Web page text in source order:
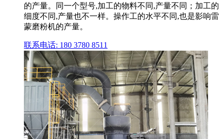
的产量。同一个型号,加工的物料不同,产量不同；加工的
细度不同,产量也不一样。操作工的水平不同,也是影响雷
蒙磨粉机的产量。
联系电话: 180 3780 8511